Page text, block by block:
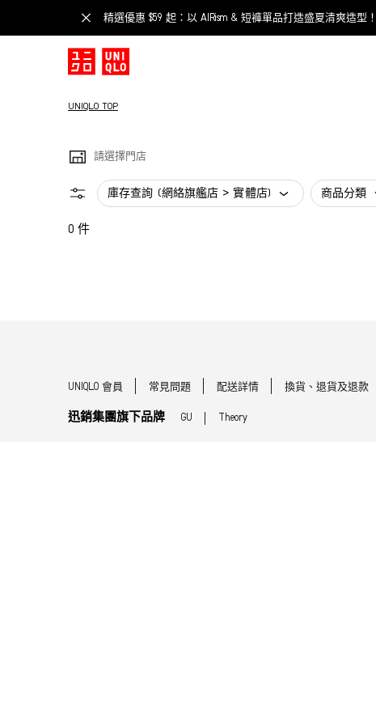
精選優惠 $59 起：以 AIRism & 短褲單品打造盛夏清爽造型！
UNIQLO TOP
請選擇門店
庫存查詢 (網絡旗艦店 > 實體店) 商品分類
0 件
UNIQLO 會員 常見問題 配送詳情 換貨、退貨及退款
迅銷集團旗下品牌 GU Theory